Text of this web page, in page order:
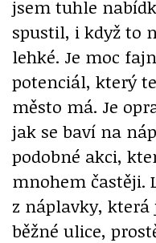
jsem tuhle
spustil, i když to
lehké. Je moc
potenciál, který
město má. Je
jak se baví na
podobné akci,
mnohem častěji.
z náplavky,
běžné ulice,